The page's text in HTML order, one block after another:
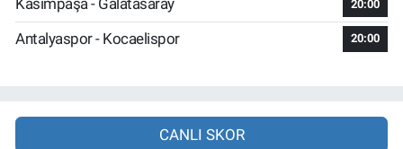
Kasımpaşa - Galatasaray 20:00
Antalyaspor - Kocaelispor 20:00
CANLI SKOR